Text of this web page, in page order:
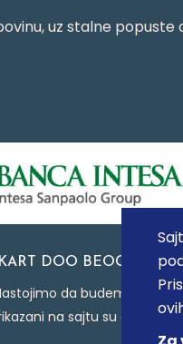
uz stalne popuste
DOO BEOGRAD
da budemo što
na sajtu su deo